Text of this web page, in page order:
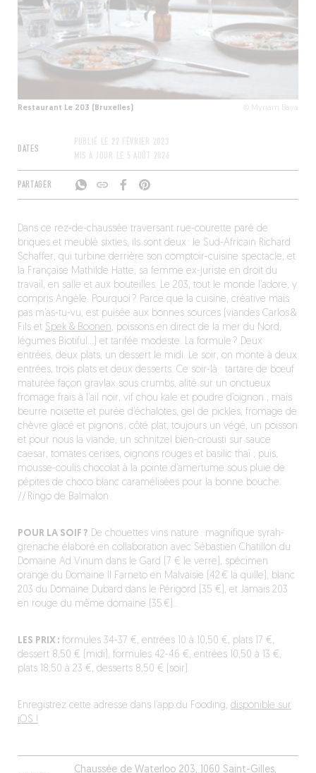
Restaurant Le 203 (Bruxelles) © Myriam Baya
DATES
PUBLIÉ LE 22 FÉVRIER 2023
MIS À JOUR LE 5 AOÛT 2026
PARTAGER
Chaussée de Waterloo 203, 1060 Saint-Gilles,
Dans ce rez-de-chaussée traversant rue-courette paré de
briques et meublé sixties, ils sont deux : le Sud-Africain Richard
Schaffer, qui turbine derrière son comptoir-cuisine spectacle, et
la Française Mathilde Hatte, sa femme ex-juriste en droit du
travail, en salle et aux bouteilles. Le 203, tout le monde l’adore, y
compris Angèle. Pourquoi ? Parce que la cuisine, créative mais
pas m’as-tu-vu, est puisée aux bonnes sources (viandes Carlos &
Fils et Spek & Boonen, poissons en direct de la mer du Nord,
légumes Biotiful…) et tarifée modeste. La formule ? Deux
entrées, deux plats, un dessert le midi. Le soir, on monte à deux
entrées, trois plats et deux desserts. Ce soir-là : tartare de bœuf
maturée façon gravlax sous crumbs, alité sur un onctueux
fromage frais à l’ail noir, vif chou kale et poudre d’oignon ; maïs
beurre noisette et purée d’échalotes, gel de pickles, fromage de
chèvre glacé et pignons ; côté plat, toujours un végé, un poisson
et pour nous la viande, un schnitzel bien-crousti sur sauce
caesar, tomates cerises, oignons rouges et basilic thaï ; puis,
mousse-coulis chocolat à la pointe d’amertume sous pluie de
pépites de choco blanc caramélisées pour la bonne bouche.
// Ringo de Balmalon
POUR LA SOIF ? De chouettes vins nature : magnifique syrah-
grenache élaboré en collaboration avec Sébastien Chatillon du
Domaine Ad Vinum dans le Gard (7 € le verre), spécimen
orange du Domaine Il Farneto en Malvaisie (42 € la quille), blanc
203 du Domaine Dubard dans le Périgord (35 €), et Jamais 203
en rouge du même domaine (35 €)…
LES PRIX :formules 34-37 €, entrées 10 à 10,50 €, plats 17 €,
dessert 8,50 € (midi), formules 42-46 €, entrées 10,50 à 13 €,
plats 18,50 à 23 €, desserts 8,50 € (soir).
Enregistrez cette adresse dans l’app du Fooding, disponible sur
iOS !